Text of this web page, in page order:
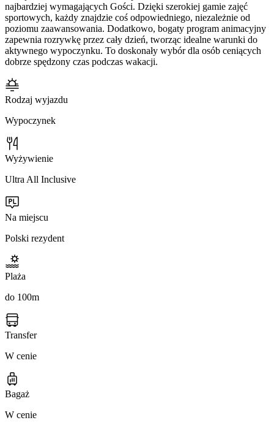
najbardziej wymagających Gości. Dzięki szerokiej gamie zajęć
sportowych, każdy znajdzie coś odpowiedniego, niezależnie od
poziomu zaawansowania. Dodatkowo, bogaty program animacyjny
zapewnia rozrywkę przez cały dzień, tworząc idealne warunki do
aktywnego wypoczynku. To doskonały wybór dla osób ceniących
dobrze spędzony czas podczas wakacji.
Rodzaj wyjazdu
Wypoczynek
Wyżywienie
Ultra All Inclusive
Na miejscu
Polski rezydent
Plaża
do 100m
Transfer
W cenie
Bagaż
W cenie